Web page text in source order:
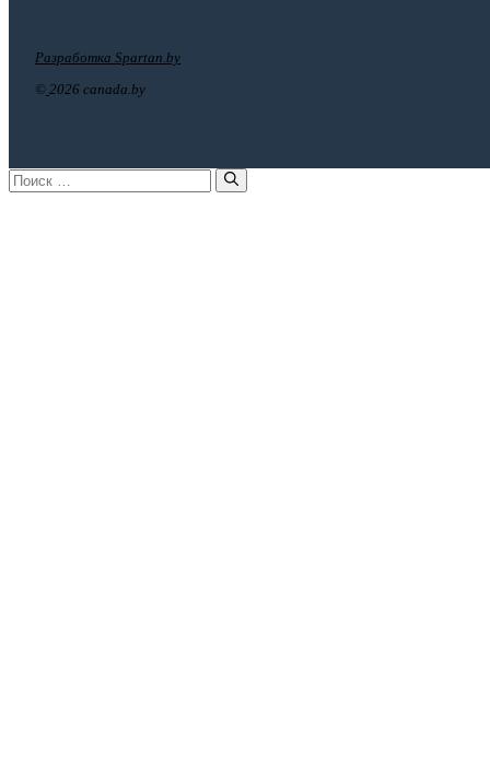
© 2026 canada.by
Разработка Spartan.by
Поиск: